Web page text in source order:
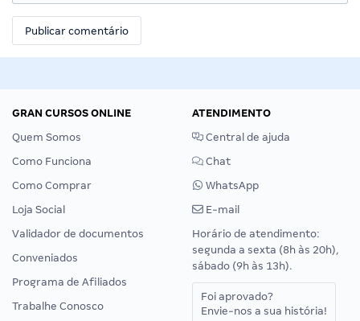
GRAN CURSOS ONLINE
Quem Somos
Como Funciona
Como Comprar
Loja Social
Validador de documentos
Conveniados
Programa de Afiliados
Trabalhe Conosco
ATENDIMENTO
Central de ajuda
Chat
WhatsApp
E-mail
Horário de atendimento:
segunda a sexta (8h às 20h),
sábado (9h às 13h).
Foi aprovado?
Envie-nos a sua história!